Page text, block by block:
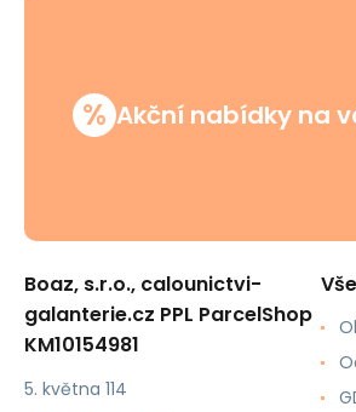
% Akční nabídky na
Boaz, s.r.o., calounictvi-
galanterie.cz PPL ParcelShop
KM10154981
5. května 114